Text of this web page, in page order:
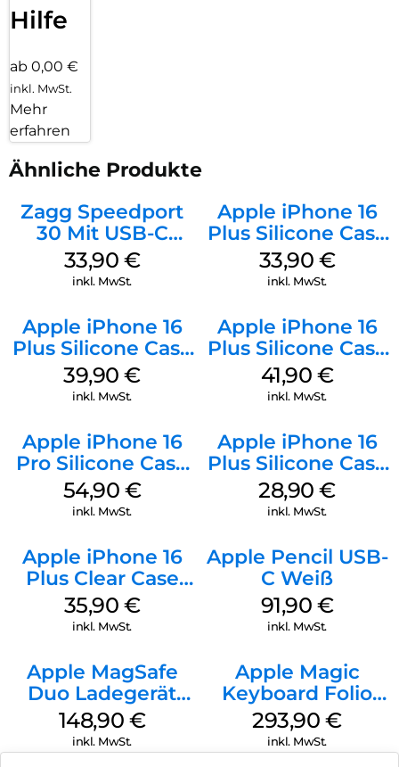
Hilfe
ab 0,00 €
inkl. MwSt.
Mehr
erfahren
Ähnliche Produkte
Zagg Speedport
30 Mit USB-C
Kabel Weiß
33,90 €
inkl. MwSt.
Apple iPhone 16
Plus Silicone Case
MagSafe Lake
Green
33,90 €
inkl. MwSt.
Apple iPhone 16
Plus Silicone Case
MagSafe Plum
39,90€
inkl. MwSt.
Apple iPhone 16
Plus Silicone Case
MagSafe Stone
Gray
41,90 €
inkl. MwSt.
Apple iPhone 16
Pro Silicone Case
MagSafe Black
54,90 €
inkl. MwSt.
Apple iPhone 16
Plus Silicone Case
MagSafe Black
28,90€
inkl. MwSt.
Apple iPhone 16
Plus Clear Case
MagSafe
Transparent
35,90 €
inkl. MwSt.
Apple Pencil USB-
C Weiß
91,90 €
inkl. MwSt.
Apple MagSafe
Duo Ladegerät
Weiß
148,90 €
inkl. MwSt.
Apple Magic
Keyboard Folio
iPad 10.9″ (10.Gen.)
Weiß
293,90€
inkl. MwSt.